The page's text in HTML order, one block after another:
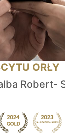
ORŁY
Robert-